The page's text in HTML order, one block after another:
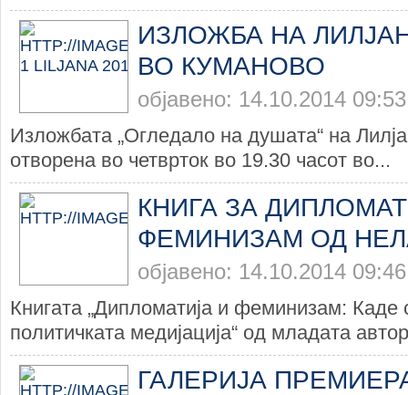
ИЗЛОЖБА НА
ВО КУМАНОВО
објавено: 14.10.2014 09:53
Изложбата „Огледало на душата“ на
отворена во четврток во 19.30 часот во...
КНИГА ЗА
ФЕМИНИЗАМ ОД
објавено: 14.10.2014 09:46
Книгата „Дипломатија и феминизам: Каде
политичката медијација“ од младата
ГАЛЕРИЈА